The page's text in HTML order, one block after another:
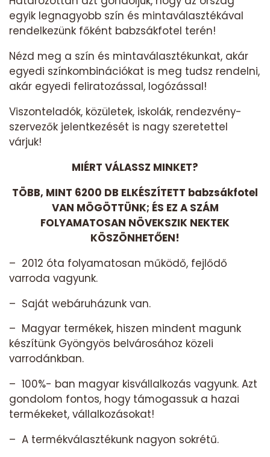
egyik legnagyobb szín és mintaválasztékával
rendelkezünk főként babzsákfotel terén!
Nézd meg a szín és mintaválasztékunkat, akár
egyedi színkombinációkat is meg tudsz rendelni,
akár egyedi feliratozással, logózással!
Viszonteladók, közületek, iskolák, rendezvény-
szervezők jelentkezését is nagy szeretettel
várjuk!
MIÉRT VÁLASSZ MINKET?
TÖBB, MINT 6200 DB ELKÉSZÍTETT babzsákfotel
VAN MÖGÖTTÜNK; ÉS EZ A SZÁM
FOLYAMATOSAN NÖVEKSZIK NEKTEK
KÖSZÖNHETŐEN!
– 2012 óta folyamatosan működő, fejlődő
varroda vagyunk.
– Saját webáruházunk van.
– Magyar termékek, hiszen mindent magunk
készítünk Gyöngyös belvárosához közeli
varrodánkban.
– 100%- ban magyar kisvállalkozás vagyunk. Azt
gondolom fontos, hogy támogassuk a hazai
termékeket, vállalkozásokat!
– A termékválasztékunk nagyon sokrétű.